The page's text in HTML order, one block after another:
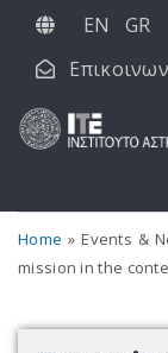
Παράκαμψη
προς
περιεχόμενο
EN
GR
Home Events &
mission in the